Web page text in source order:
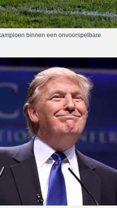
binnen een onvoorspelbare